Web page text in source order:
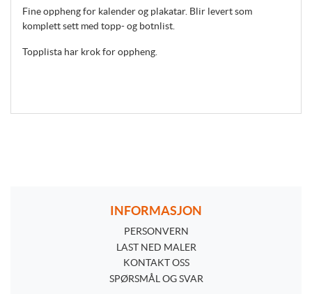
Fine oppheng for kalender og plakatar. Blir levert som
komplett sett med topp- og botnlist.
Topplista har krok for oppheng.
INFORMASJON
PERSONVERN
PERSONVERN
LAST NED MALER
KONTAKT OSS
SPØRSMÅL OG SVAR